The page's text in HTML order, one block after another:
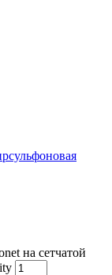
на сетчатой